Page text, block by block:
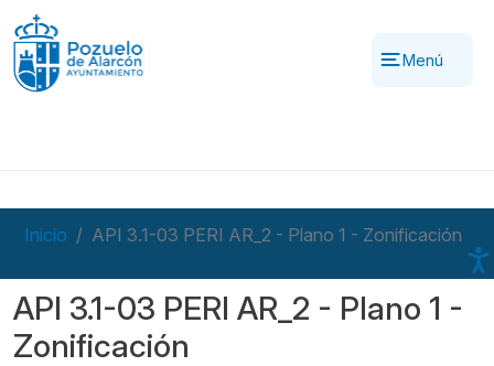
Pasar al contenido principal
Menú
Inicio API 3.1-03 PERI AR_2 - Plano 1 - Zonificación
API 3.1-03 PERI AR_2 - Plano 1 -
Zonificación